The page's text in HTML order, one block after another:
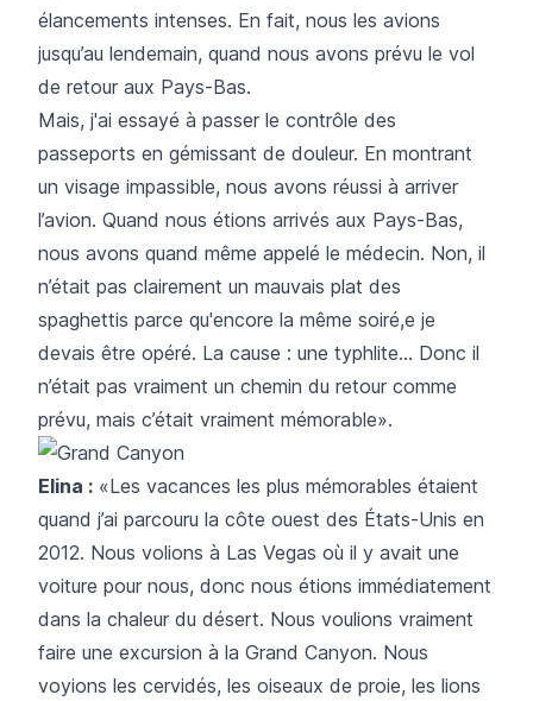
élancements intenses. En fait, nous les avions
jusqu’au lendemain, quand nous avons prévu le vol
de retour aux Pays-Bas.
Mais, j'ai essayé à passer le contrôle des
passeports en gémissant de douleur. En montrant
un visage impassible, nous avons réussi à arriver
l’avion. Quand nous étions arrivés aux Pays-Bas,
nous avons quand même appelé le médecin. Non, il
n’était pas clairement un mauvais plat des
spaghettis parce qu'encore la même soiré,e je
devais être opéré. La cause : une typhlite… Donc il
n’était pas vraiment un chemin du retour comme
prévu, mais c’était vraiment mémorable».
Elina : «Les vacances les plus mémorables étaient
quand j’ai parcouru la côte ouest des États-Unis en
2012. Nous volions à Las Vegas où il y avait une
voiture pour nous, donc nous étions immédiatement
dans la chaleur du désert. Nous voulions vraiment
faire une excursion à la Grand Canyon. Nous
voyions les cervidés, les oiseaux de proie, les lions